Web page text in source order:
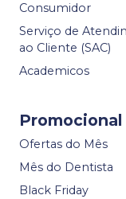
Consumidor
Serviço de
ao Cliente (SAC)
Academicos
Promocional
Ofertas do Mês
Mês do Dentista
Black Friday